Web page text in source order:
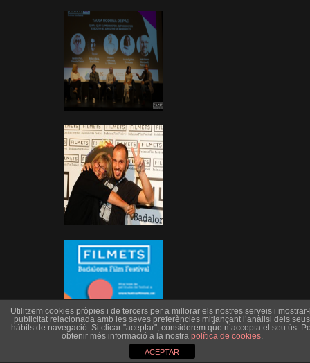
Utilitzem cookies pròpies i de tercers per a millorar els nostres serveis i
publicitat relacionada amb les seves preferències mitjançant l’anàlisi dels seus
hàbits de navegació. Si clicar "aceptar", considerem que n’accepta el seu ús.
obtenir més informació a la nostra política de cookies.
ACEPTAR